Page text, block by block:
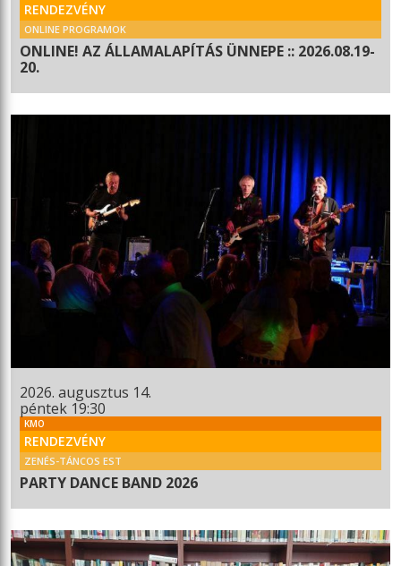
RENDEZVÉNY
ONLINE PROGRAMOK
ONLINE! AZ ÁLLAMALAPÍTÁS ÜNNEPE :: 2026.08.19-
20.
2026. augusztus 14.
péntek 19:30
KMO
RENDEZVÉNY
ZENÉS-TÁNCOS EST
PARTY DANCE BAND 2026